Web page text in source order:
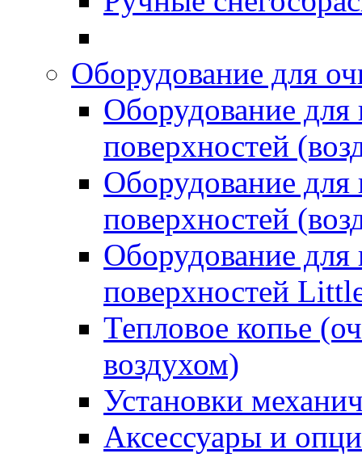
Оборудование для
Оборудование
поверхностей
Оборудование
поверхностей
Оборудование
поверхностей
Тепловое копье
воздухом)
Установки
Аксессуары и